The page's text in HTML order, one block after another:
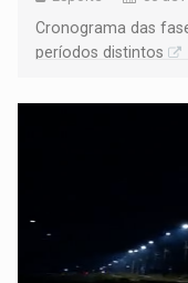
Cronograma das
períodos distintos